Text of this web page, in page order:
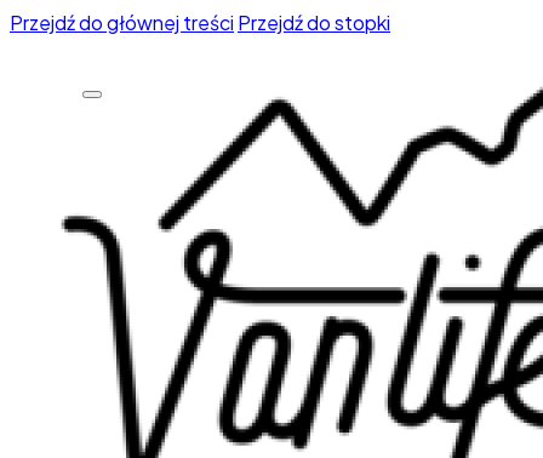
Przejdź do głównej treści Przejdź do stopki